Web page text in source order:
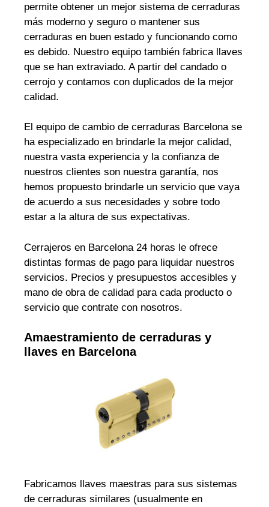
permite obtener un mejor sistema de cerraduras
más moderno y seguro o mantener sus
cerraduras en buen estado y funcionando como
es debido. Nuestro equipo también fabrica llaves
que se han extraviado. A partir del candado o
cerrojo y contamos con duplicados de la mejor
calidad.
El equipo de cambio de cerraduras Barcelona se
ha especializado en brindarle la mejor calidad,
nuestra vasta experiencia y la confianza de
nuestros clientes son nuestra garantía, nos
hemos propuesto brindarle un servicio que vaya
de acuerdo a sus necesidades y sobre todo
estar a la altura de sus expectativas.
Cerrajeros en Barcelona 24 horas le ofrece
distintas formas de pago para liquidar nuestros
servicios. Precios y presupuestos accesibles y
mano de obra de calidad para cada producto o
servicio que contrate con nosotros.
Amaestramiento de cerraduras y
llaves en Barcelona
Fabricamos llaves maestras para sus sistemas
de cerraduras similares (usualmente en